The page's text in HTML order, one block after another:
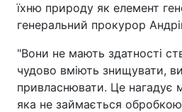
їхню природу як елемент
генеральний прокурор
"Вони не мають здатності
чудово вміють знищувати,
привласнювати. Це нагадує
яка не займається обробкою